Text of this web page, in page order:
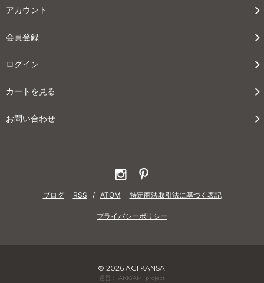
アカウント
会員登録
ログイン
カートを見る
お問い合わせ
ブログ RSS / ATOM 特定商法取引法に基づく表記
プライバシーポリシー
© 2026 AGI KANSAI
運営： AKIGAMI project